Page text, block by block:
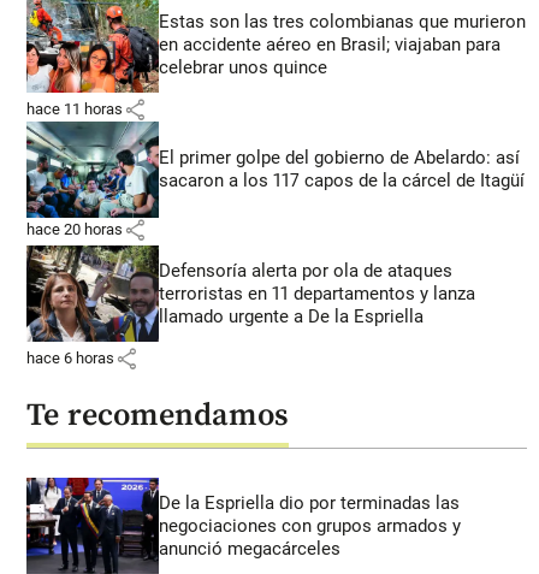
Estas son las tres colombianas que murieron
en accidente aéreo en Brasil; viajaban para
celebrar unos quince
hace 11 horas share
El primer golpe del gobierno de Abelardo: así
sacaron a los 117 capos de la cárcel de Itagüí
hace 20 horas share
Defensoría alerta por ola de ataques
terroristas en 11 departamentos y lanza
llamado urgente a De la Espriella
hace 6 horas share
Te recomendamos
De la Espriella dio por terminadas las
negociaciones con grupos armados y
anunció megacárceles